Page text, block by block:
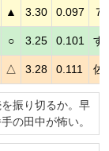
▲ 3.30 0.097
○ 3.25 0.101 す
△ 3.28 0.111 佐
振り切るか。早
の田中が怖い。